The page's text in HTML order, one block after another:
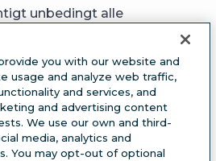
unbedingt alle
auf der der Post
Kriterien wie Posts in
you with our website and
usage and analyze web traffic,
and services, and
and advertising content
We use our own and third-
media, analytics and
You may opt-out of optional